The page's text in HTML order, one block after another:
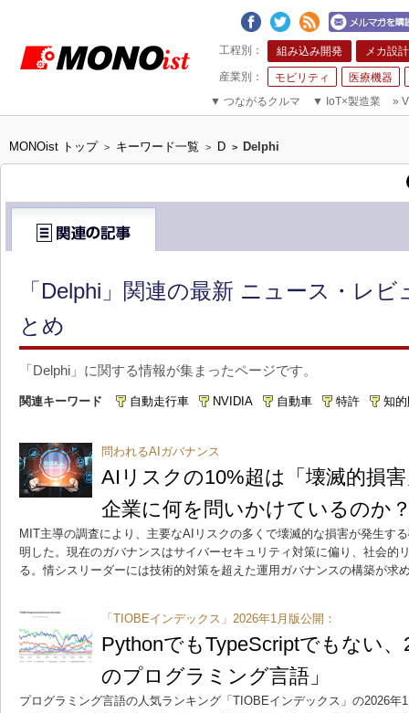
組み込み開発 メカ設計
モビリティ
医療機器
▼ つながるクルマ ▼ IoT×製造業 »
MONOist トップ > キーワード一覧 > D > Delphi
「Delphi」関連の最新 ニュース・レ
とめ
「Delphi」に関する情報が集まったページです。
関連キーワード 自動走行車 NVIDIA 自動車 特許 知
問われるAIガバナンス
AIリスクの10%超は「壊滅的損
企業に何を問いかけているのか
MIT主導の調査により、主要なAIリスクの多くで壊滅的な損害が発生す
明した。現在のガバナンスはサイバーセキュリティ対策に偏り、社会的
る。情シスリーダーには技術的対策を超えた運用ガバナンスの構築が求
「TIOBEインデックス」2026年1月版公開：
PythonでもTypeScriptでもない
のプログラミング言語」
プログラミング言語の人気ランキング「TIOBEインデックス」の2026年